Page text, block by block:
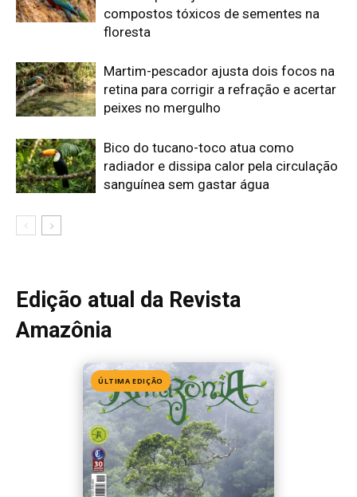
compostos tóxicos de sementes na
floresta
Martim-pescador ajusta dois focos na
retina para corrigir a refração e acertar
peixes no mergulho
Bico do tucano-toco atua como
radiador e dissipa calor pela circulação
sanguínea sem gastar água
Edição atual da Revista
Amazônia
ÚLTIMA EDIÇÃO